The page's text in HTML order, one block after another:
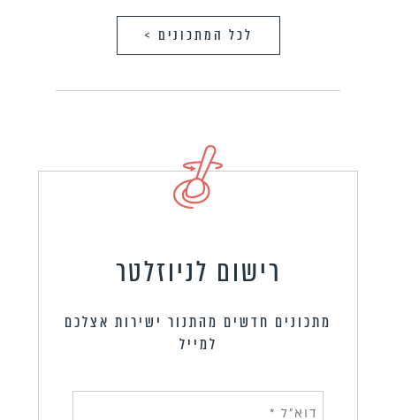
לכל המתכונים >
רישום לניוזלטר
מתכונים חדשים מהתנור ישירות אצלכם
למייל